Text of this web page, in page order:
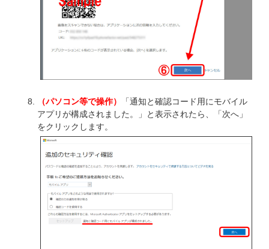
（パソコン等で操作）
「通知と確認コード用にモバイル
アプリが構成されました。」と表示されたら、「次へ」
をクリックします。